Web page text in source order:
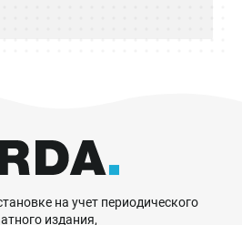
на учет периодического
издания,